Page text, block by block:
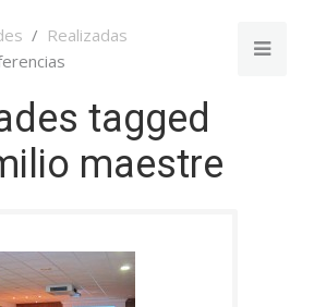
Realizadas
tagged
maestre